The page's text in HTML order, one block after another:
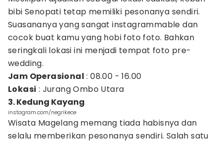
bibi Senopati tetap memiliki pesonanya sendiri.
Suasananya yang sangat instagrammable dan
cocok buat kamu yang hobi foto foto. Bahkan
seringkali lokasi ini menjadi tempat foto pre-
wedding.
Jam Operasional : 08.00 - 16.00
Lokasi : Jurang Ombo Utara
3. Kedung Kayang
instagram.com/negrikece
Wisata Magelang memang tiada habisnya dan
selalu memberikan pesonanya sendiri. Salah satu